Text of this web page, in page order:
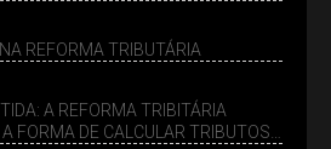
REFORMA TRIBUTÁRIA
A REFORMA TRIBITÁRIA
FORMA DE CALCULAR TRIBUTOS